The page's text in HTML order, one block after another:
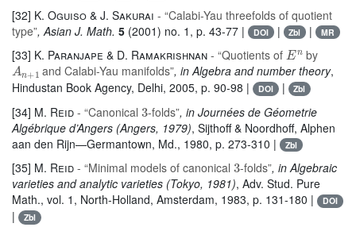
[32] K. Oguiso & J. Sakurai - “Calabi-Yau threefolds of quotient
type”, Asian J. Math. 5 (2001) no. 1, p. 43-77 | DOI | Zbl | MR
[33] K. Paranjape & D. Ramakrishnan - “Quotients of Enby
An+1and Calabi-Yau manifolds”, in Algebra and number theory,
Hindustan Book Agency, Delhi, 2005, p. 90-98 |
DOI | Zbl
[34] M. Reid - “Canonical -folds”, in Journées de Géometrie
Algébrique d’Angers (Angers, 1979), Sijthoff & Noordhoff, Alphen
aan den Rijn—Germantown, Md., 1980, p. 273-310 |
Zbl
[35] M. Reid - “Minimal models of canonical -folds”, in Algebraic
varieties and analytic varieties (Tokyo, 1981), Adv. Stud. Pure
Math., vol. 1 , North-Holland, Amsterdam, 1983, p. 131-180 | DOI
| Zbl